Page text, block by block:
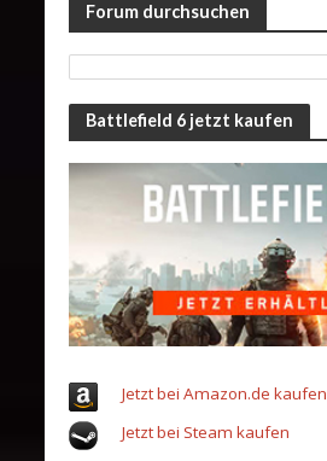
Forum durchsuchen
Battlefield 6 jetzt kaufen
Jetzt bei Amazon.de kaufen
Jetzt bei Steam kaufen